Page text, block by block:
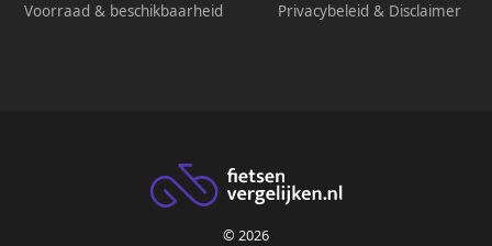
Voorraad & beschikbaarheid
Privacybeleid & Disclaimer
© 2026